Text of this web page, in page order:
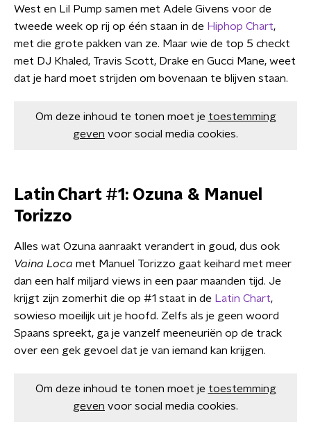
West en Lil Pump samen met Adele Givens voor de
tweede week op rij op één staan in de Hiphop Chart,
met die grote pakken van ze. Maar wie de top 5 checkt
met DJ Khaled, Travis Scott, Drake en Gucci Mane, weet
dat je hard moet strijden om bovenaan te blijven staan.
Om deze inhoud te tonen moet je toestemming
geven voor social media cookies.
Latin Chart #1: Ozuna & Manuel
Torizzo
Alles wat Ozuna aanraakt verandert in goud, dus ook
Vaina Loca met Manuel Torizzo gaat keihard met meer
dan een half miljard views in een paar maanden tijd. Je
krijgt zijn zomerhit die op #1 staat in de Latin Chart,
sowieso moeilijk uit je hoofd. Zelfs als je geen woord
Spaans spreekt, ga je vanzelf meeneuriën op de track
over een gek gevoel dat je van iemand kan krijgen.
Om deze inhoud te tonen moet je toestemming
geven voor social media cookies.